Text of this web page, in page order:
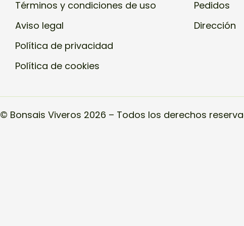
Términos y condiciones de uso
Aviso legal
Política de privacidad
Política de cookies
Pedidos
Dirección
© Bonsais Viveros 2026 – Todos los derechos